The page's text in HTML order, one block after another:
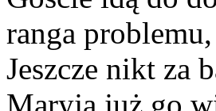
ranga
Jeszcze nikt za
Maryja już go